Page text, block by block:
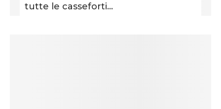
tutte le casseforti...